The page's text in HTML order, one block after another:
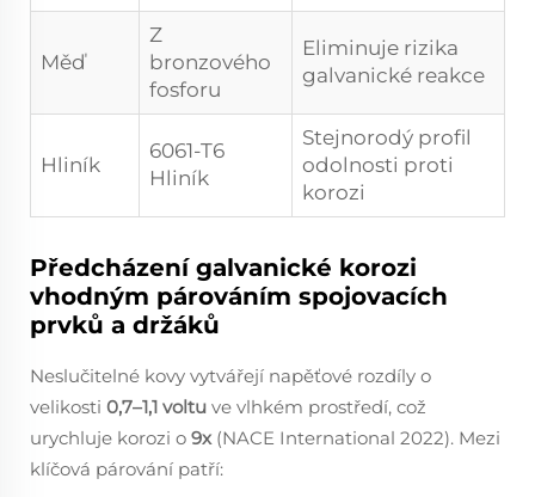
Měď
Z
bronzového
fosforu
Eliminuje rizika
galvanické reakce
Hliník
6061-T6
Hliník
Stejnorodý profil
odolnosti proti
korozi
Předcházení galvanické korozi
vhodným párováním spojovacích
prvků a držáků
Neslučitelné kovy vytvářejí napěťové rozdíly o
velikosti 0,7–1,1 voltu ve vlhkém prostředí, což
urychluje korozi o 9x (NACE International 2022). Mezi
klíčová párování patří: